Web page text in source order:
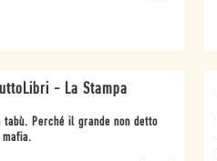
- La Stampa
Perché il grande non detto